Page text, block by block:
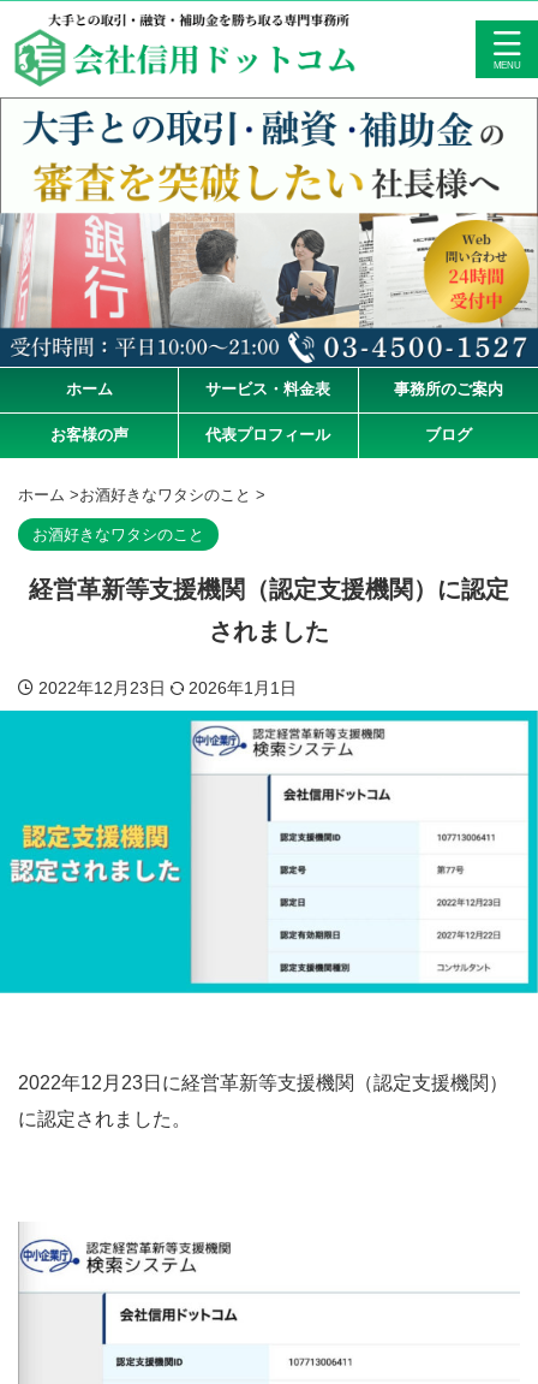
ホーム サービス・料金表 事務所のご案内
お客様の声 代表プロフィール ブログ
ホーム >お酒好きなワタシのこと >
お酒好きなワタシのこと
経営革新等支援機関（認定支援機関）に認定
されました
2022年12月23日 2026年1月1日
2022年12月23日に経営革新等支援機関（認定支援機関）
に認定されました。